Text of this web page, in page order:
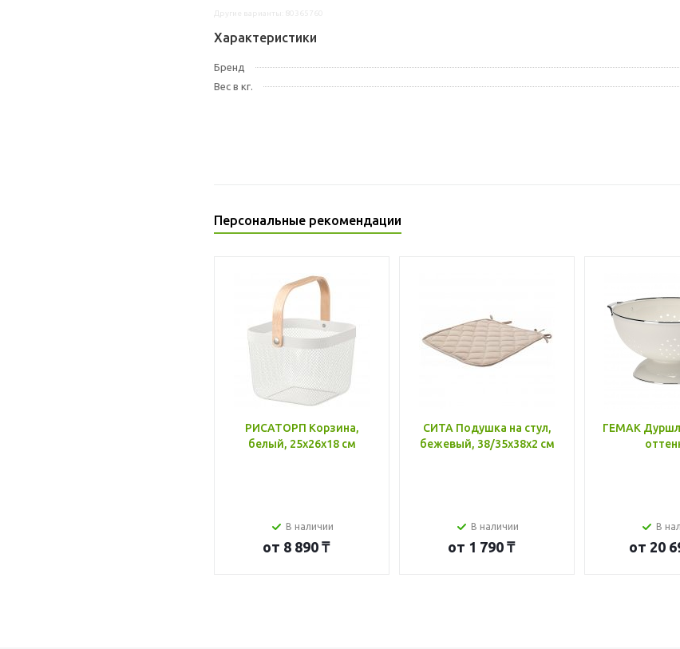
Характеристики
Бренд
Вес в кг.
Персональные рекомендации
РИСАТОРП Корзина,
белый, 25x26x18 см
В наличии
от 8 890 ₸
СИТА Подушка на стул,
бежевый, 38/35x38x2 см
В наличии
от 1 790 ₸
ГЕМАК
В
от 20